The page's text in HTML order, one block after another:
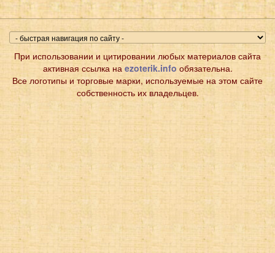
При использовании и цитировании любых материалов сайта
активная ссылка на ezoterik.info обязательна.
Все логотипы и торговые марки, используемые на этом сайте
собственность их владельцев.